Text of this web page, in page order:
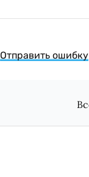
Отправить ошибку